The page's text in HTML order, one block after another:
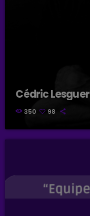
Cédric Lesguer
350 98